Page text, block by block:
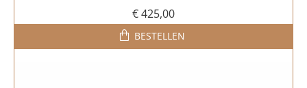
€ 425,00
BESTELLEN